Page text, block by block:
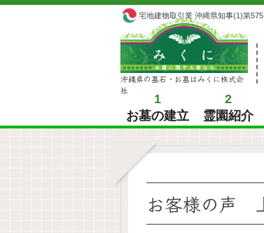
宅地建物取引業 沖縄県知事(1)第
沖縄県の墓石・お墓はみくに株式会
社
1
お墓の建立
2
霊園紹介
お客様の声